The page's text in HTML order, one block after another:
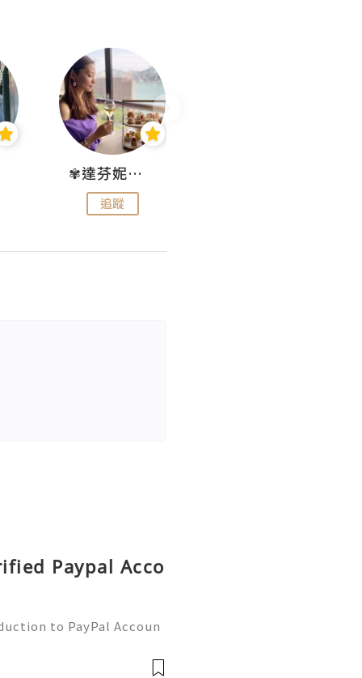
✾達芬妮•愛孩子•愛生活✾
追蹤
Paypal Acco
to PayPal Accoun
worldwide. Whether yo